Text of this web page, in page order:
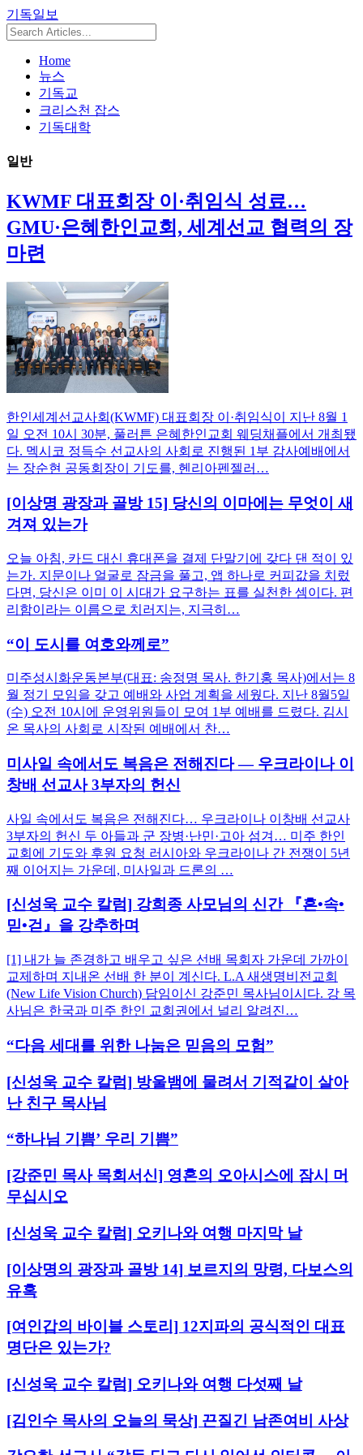
기독일보
Home
뉴스
기독교
크리스천 잡스
기독대학
일반
KWMF 대표회장 이·취임식 성료…
GMU·은혜한인교회, 세계선교 협력의 장
마련
한인세계선교사회(KWMF) 대표회장 이·취임식이 지난 8월 1
일 오전 10시 30분, 풀러튼 은혜한인교회 웨딩채플에서 개최됐
다. 멕시코 정득수 선교사의 사회로 진행된 1부 감사예배에서
는 장순현 공동회장이 기도를, 헨리아펜젤러…
[이상명 광장과 골방 15] 당신의 이마에는 무엇이 새
겨져 있는가
오늘 아침, 카드 대신 휴대폰을 결제 단말기에 갖다 댄 적이 있
는가. 지문이나 얼굴로 잠금을 풀고, 앱 하나로 커피값을 치렀
다면, 당신은 이미 이 시대가 요구하는 표를 실천한 셈이다. 편
리함이라는 이름으로 치러지는, 지극히…
“이 도시를 여호와께로”
미주성시화운동본부(대표: 송정명 목사. 한기홍 목사)에서는 8
월 정기 모임을 갖고 예배와 사업 계획을 세웠다. 지난 8월5일
(수) 오전 10시에 운영위원들이 모여 1부 예배를 드렸다. 김시
온 목사의 사회로 시작된 예배에서 찬…
미사일 속에서도 복음은 전해진다 — 우크라이나 이
창배 선교사 3부자의 헌신
사일 속에서도 복음은 전해진다… 우크라이나 이창배 선교사
3부자의 헌신 두 아들과 군 장병·난민·고아 섬겨… 미주 한인
교회에 기도와 후원 요청 러시아와 우크라이나 간 전쟁이 5년
째 이어지는 가운데, 미사일과 드론의 …
[신성욱 교수 칼럼] 강희종 사모님의 신간 『흔•속•
믿•걷』을 강추하며
[1] 내가 늘 존경하고 배우고 싶은 선배 목회자 가운데 가까이
교제하며 지내온 선배 한 분이 계신다. L.A 새생명비전교회
(New Life Vision Church) 담임이신 강준민 목사님이시다. 강 목
사님은 한국과 미주 한인 교회권에서 널리 알려진…
“다음 세대를 위한 나눔은 믿음의 모험”
[신성욱 교수 칼럼] 방울뱀에 물려서 기적같이 살아
난 친구 목사님
“하나님 기쁨’ 우리 기쁨”
[강준민 목사 목회서신] 영혼의 오아시스에 잠시 머
무십시오
[신성욱 교수 칼럼] 오키나와 여행 마지막 날
[이상명의 광장과 골방 14] 보르지의 망령, 다보스의
유혹
[여인갑의 바이블 스토리] 12지파의 공식적인 대표
명단은 있는가?
[신성욱 교수 칼럼] 오키나와 여행 다섯째 날
[김인수 목사의 오늘의 묵상] 끈질긴 남존여비 사상